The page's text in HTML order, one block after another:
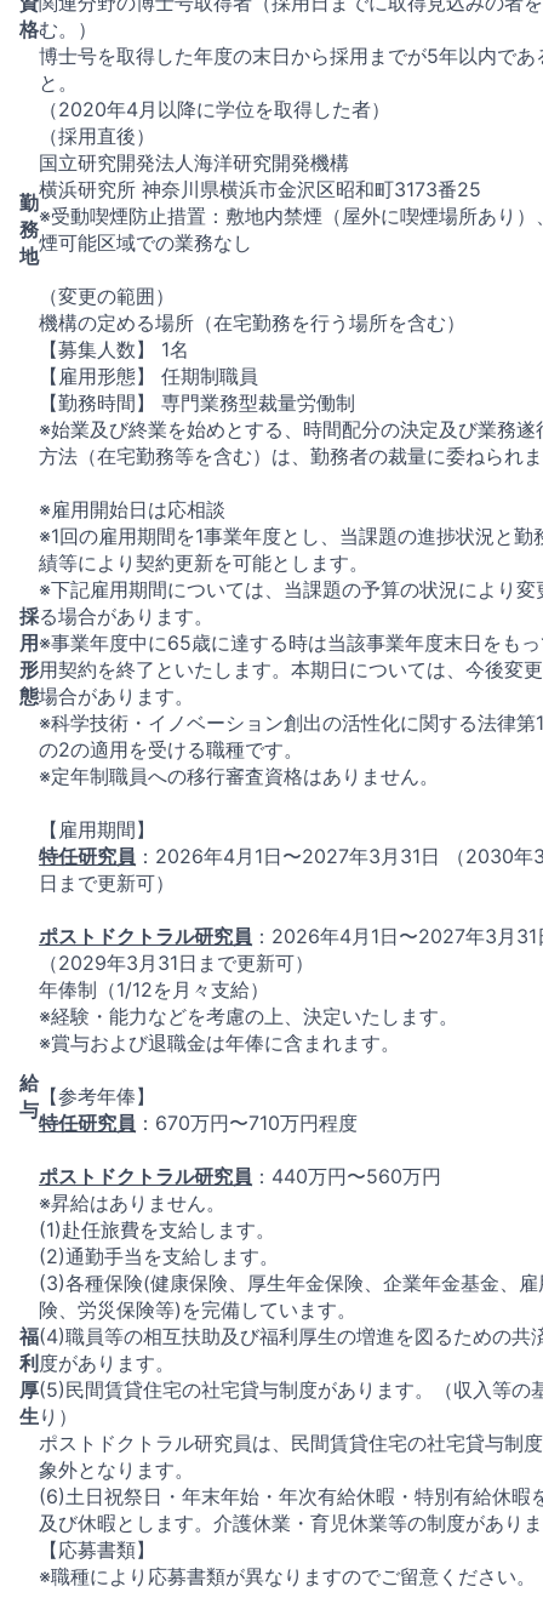
格む。）
博士号を取得した年度の末日から採用までが5年以内であ
と。
（2020年4月以降に学位を取得した者）
勤
務
地
（採用直後）
国立研究開発法人海洋研究開発機構
横浜研究所 神奈川県横浜市金沢区昭和町3173番25
※受動喫煙防止措置：敷地内禁煙（屋外に喫煙場所あり）
煙可能区域での業務なし
（変更の範囲）
機構の定める場所（在宅勤務を行う場所を含む）
採
用
形
態
【募集人数】 1名
【雇用形態】 任期制職員
【勤務時間】 専門業務型裁量労働制
※始業及び終業を始めとする、時間配分の決定及び業務遂
方法（在宅勤務等を含む）は、勤務者の裁量に委ねられ
※雇用開始日は応相談
※1回の雇用期間を1事業年度とし、当課題の進捗状況と勤
績等により契約更新を可能とします。
※下記雇用期間については、当課題の予算の状況により変
る場合があります。
※事業年度中に65歳に達する時は当該事業年度末日をも
用契約を終了といたします。本期日については、今後変
場合があります。
※科学技術・イノベーション創出の活性化に関する法律第
の2の適用を受ける職種です。
※定年制職員への移行審査資格はありません。
【雇用期間】
特任研究員 ：2026年4月1日〜2027年3月31日 （2030年
日まで更新可）
ポストドクトラル研究員 ：2026年4月1日〜2027年3月31
（2029年3月31日まで更新可）
給
与
年俸制（1/12を月々支給）
※経験・能力などを考慮の上、決定いたします。
※賞与および退職金は年俸に含まれます。
【参考年俸】
特任研究員 ：670万円〜710万円程度
ポストドクトラル研究員 ：440万円〜560万円
※昇給はありません。
福
利
厚
生
(1)赴任旅費を支給します。
(2)通勤手当を支給します。
(3)各種保険(健康保険、厚生年金保険、企業年金基金、雇
険、労災保険等)を完備しています。
(4)職員等の相互扶助及び福利厚生の増進を図るための共
度があります。
(5)民間賃貸住宅の社宅貸与制度があります。（収入等の
り）
ポストドクトラル研究員は、民間賃貸住宅の社宅貸与制
象外となります。
(6)土日祝祭日・年末年始・年次有給休暇・特別有給休暇
及び休暇とします。介護休業・育児休業等の制度があり
【応募書類】
※職種により応募書類が異なりますのでご留意ください。